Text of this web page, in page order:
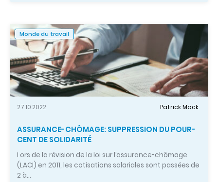
Monde du travail
27.10.2022 Patrick Mock
ASSURANCE-CHÔMAGE: SUPPRESSION DU POUR-
CENT DE SOLIDARITÉ
Lors de la révision de la loi sur l’assurance-chômage
(LACI) en 2011, les cotisations salariales sont passées de
2 à…